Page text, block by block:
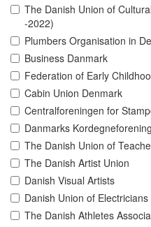
The Danish Union of
-2022)
Plumbers Organisation in
Business Danmark
Federation of Early
Cabin Union Denmark
Centralforeningen for
Danmarks Kordegneforening
The Danish Union of
The Danish Artist Union
Danish Visual Artists
Danish Union of Electricians
The Danish Athletes